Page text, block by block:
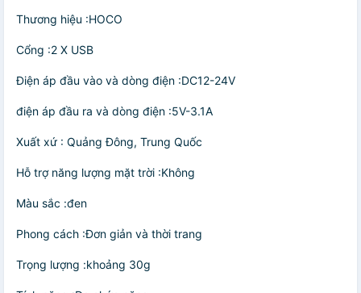
Thương hiệu :HOCO
Cổng :2 X USB
Điện áp đầu vào và dòng điện :DC12-24V
điện áp đầu ra và dòng điện :5V-3.1A
Xuất xứ : Quảng Đông, Trung Quốc
Hỗ trợ năng lượng mặt trời :Không
Màu sắc :đen
Phong cách :Đơn giản và thời trang
Trọng lượng :khoảng 30g